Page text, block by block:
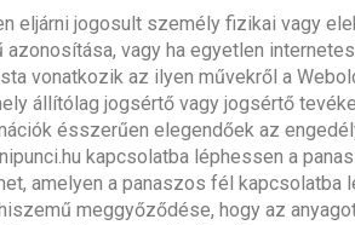
eljárni jogosult személy fizikai vagy
vagy ha egyetlen
vonatkozik az ilyen művekről a
állítólag jogsértő vagy jogsértő
ésszerűen elegendőek az
kapcsolatba léphessen a
amelyen a panaszos fél kapcsolatba
meggyőződése, hogy az